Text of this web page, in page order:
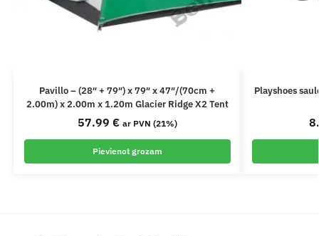
Pavillo – (28″ + 79″) x 79″ x 47″/(70cm +
2.00m) x 2.00m x 1.20m Glacier Ridge X2 Tent
57.99 € ar PVN (21%)
Pievienot grozam
Playshoes